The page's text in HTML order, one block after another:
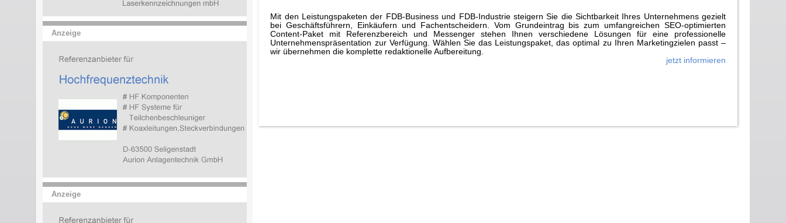
Anzeige
Anzeige
Mit den Leistungspaketen der FDB-Business und FDB-Industrie steigern Sie die Sichtbarkeit Ihres Unternehmens gezielt
bei Geschäftsführern, Einkäufern und Fachentscheidern. Vom Grundeintrag bis zum umfangreichen SEO-optimierten
Content-Paket mit Referenzbereich und Messenger stehen Ihnen verschiedene Lösungen für eine professionelle
Unternehmenspräsentation zur Verfügung. Wählen Sie das Leistungspaket, das optimal zu Ihren Marketingzielen passt –
wir übernehmen die komplette redaktionelle Aufbereitung.
jetzt informieren